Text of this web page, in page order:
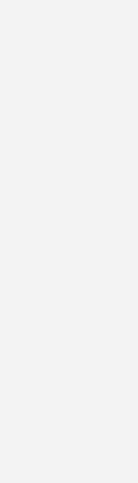
Jahr 2022 bei.
fast 1.000
in Europa nur
wurden 2022 in
in Betrieb
Chinas waren
im Jahr 2022
der
anderen ändern.
und für die
jetzt
Hilfsenergie
Anwendung für
ausgeliefert